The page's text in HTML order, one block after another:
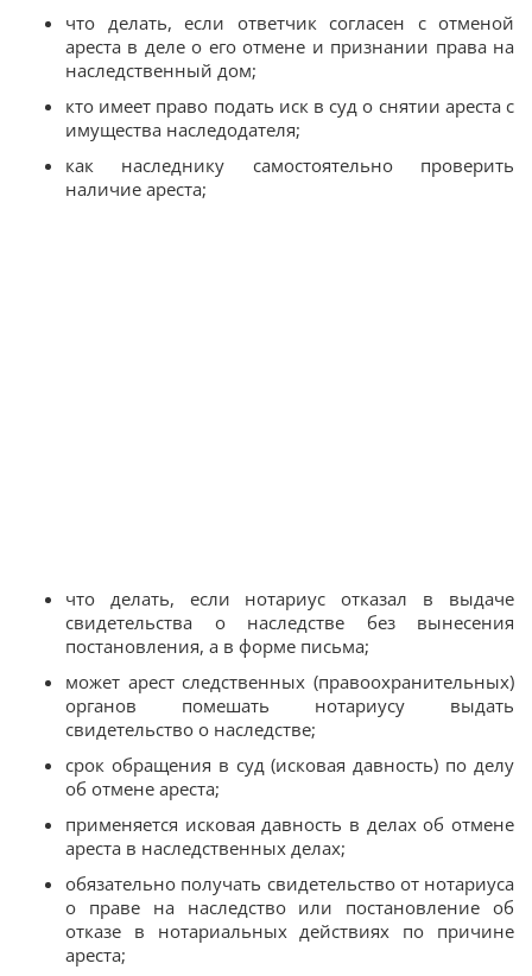
что делать, если ответчик согласен с отменой
ареста в деле о его отмене и признании права на
наследственный дом;
кто имеет право подать иск в суд о снятии ареста с
имущества наследодателя;
как наследнику самостоятельно проверить
наличие ареста;
что делать, если нотариус отказал в выдаче
свидетельства о наследстве без вынесения
постановления, а в форме письма;
может арест следственных (правоохранительных)
органов помешать нотариусу выдать
свидетельство о наследстве;
срок обращения в суд (исковая давность) по делу
об отмене ареста;
применяется исковая давность в делах об отмене
ареста в наследственных делах;
обязательно получать свидетельство от нотариуса
о праве на наследство или постановление об
отказе в нотариальных действиях по причине
ареста;